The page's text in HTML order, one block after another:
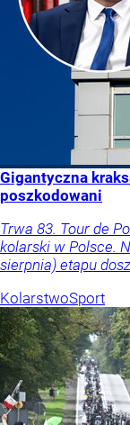
Gigantyczna
poszkodowani
Trwa 83. Tour de
kolarski w Polsce.
sierpnia) etapu
KolarstwoSport